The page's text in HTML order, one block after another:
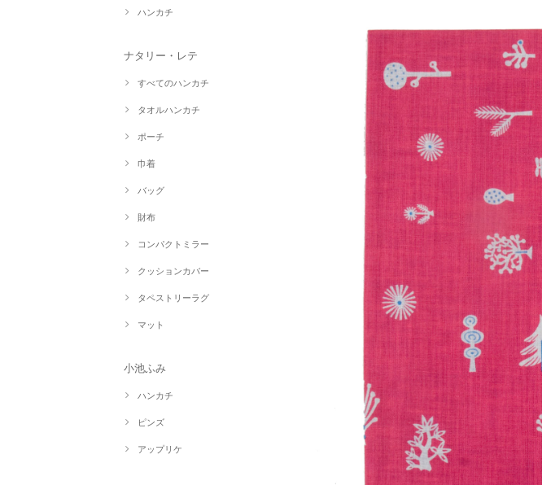
ハンカチ
ナタリー・レテ
すべてのハンカチ
タオルハンカチ
ポーチ
巾着
バッグ
財布
コンパクトミラー
クッションカバー
タペストリーラグ
マット
小池ふみ
ハンカチ
ピンズ
アップリケ